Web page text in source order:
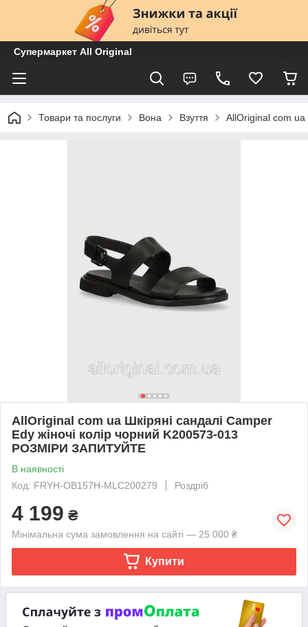
Супермаркет All Original
Товари та послуги Вона Взуття AllOriginal com
AllOriginal com ua Шкіряні сандалі Camper
Edy жіночі колір чорний K200573-013
РОЗМІРИ ЗАПИТУЙТЕ
В наявності
Код: FRYH-OB157H-MLC200279
Роздріб
4 199 ₴
Мінімальна сума замовлення на сайті — 25 000 ₴
Купити